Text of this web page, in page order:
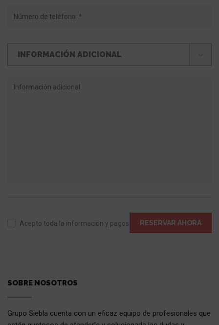
INFORMACIÓN ADICIONAL
Acepto toda la información y pagos RESERVAR AHORA
SOBRE NOSOTROS
Grupo Siebla cuenta con un eficaz equipo de profesionales que